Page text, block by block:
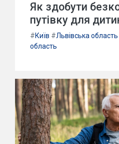
Як здобути
путівку для
#Київ #Львівська область
область